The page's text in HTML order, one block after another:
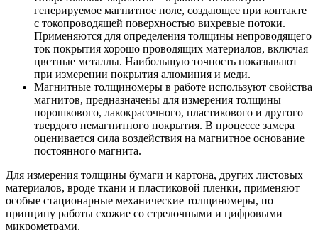
генерируемое магнитное поле, создающее при контакте
с токопроводящей поверхностью вихревые потоки.
Применяются для определения толщины непроводящего
ток покрытия хорошо проводящих материалов, включая
цветные металлы. Наибольшую точность показывают
при измерении покрытия алюминия и меди.
Магнитные толщиномеры в работе используют свойства
магнитов, предназначены для измерения толщины
порошкового, лакокрасочного, пластикового и другого
твердого немагнитного покрытия. В процессе замера
оценивается сила воздействия на магнитное основание
постоянного магнита.
Для измерения толщины бумаги и картона, других листовых
материалов, вроде ткани и пластиковой пленки, применяют
особые стационарные механические толщиномеры, по
принципу работы схожие со стрелочными и цифровыми
микрометрами.